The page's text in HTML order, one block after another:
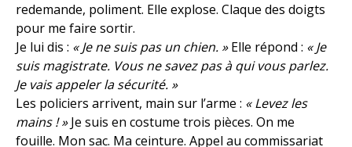
redemande, poliment. Elle explose. Claque des doigts
pour me faire sortir.
Je lui dis : « Je ne suis pas un chien. »Elle répond : « Je
suis magistrate. Vous ne savez pas à qui vous parlez.
Je vais appeler la sécurité. »
Les policiers arrivent, main sur l’arme : « Levez les
mains ! »Je suis en costume trois pièces. On me
fouille. Mon sac. Ma ceinture. Appel au commissariat